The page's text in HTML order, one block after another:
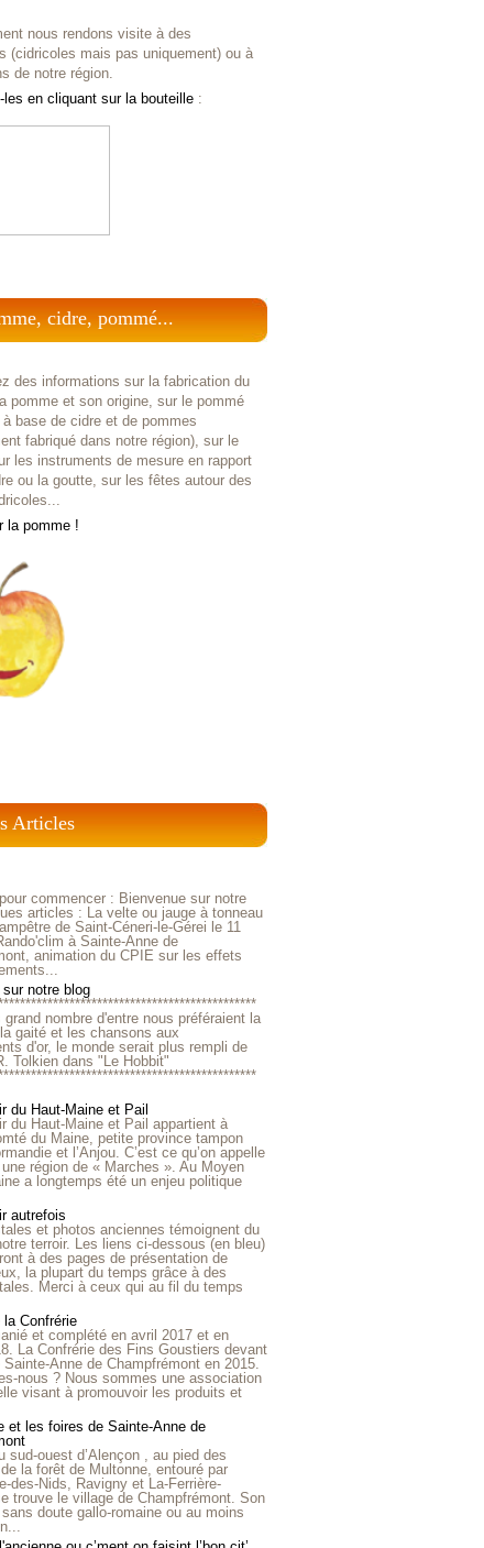
nous rendons visite à des
(cidricoles mais pas uniquement) ou à
de notre région.
les en cliquant sur la bouteille :
cidre, pommé...
des informations sur la fabrication du
pomme et son origine, sur le pommé
base de cidre et de pommes
fabriqué dans notre région), sur le
les instruments de mesure en rapport
ou la goutte, sur les fêtes autour des
la pomme !
Articles
commencer : Bienvenue sur notre
articles : La velte ou jauge à tonneau
de Saint-Céneri-le-Gérei le 11
à Sainte-Anne de
animation du CPIE sur les effets
sur notre blog
nombre d'entre nous préféraient la
gaité et les chansons aux
d'or, le monde serait plus rempli de
Tolkien dans "Le Hobbit"
du Haut-Maine et Pail
du Haut-Maine et Pail appartient à
du Maine, petite province tampon
et l’Anjou. C’est ce qu’on appelle
région de « Marches ». Au Moyen
a longtemps été un enjeu politique
autrefois
et photos anciennes témoignent du
terroir. Les liens ci-dessous (en bleu)
à des pages de présentation de
la plupart du temps grâce à des
Merci à ceux qui au fil du temps
la Confrérie
et complété en avril 2017 et en
La Confrérie des Fins Goustiers devant
Sainte-Anne de Champfrémont en 2015.
nous ? Nous sommes une association
visant à promouvoir les produits et
et les foires de Sainte-Anne de
sud-ouest d’Alençon , au pied des
la forêt de Multonne, entouré par
des-Nids, Ravigny et La-Ferrière-
trouve le village de Champfrémont. Son
doute gallo-romaine ou au moins